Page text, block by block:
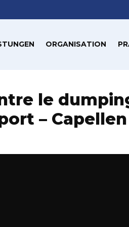
ORGANISATION
le
–